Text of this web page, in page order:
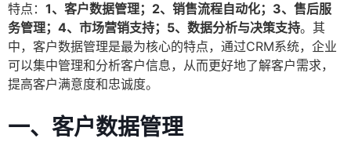
特点： 1、客户数据管理；2、销售流程自动化；3、售后服
务管理；4、市场营销支持；5、数据分析与决策支持。其
中，客户数据管理是最为核心的特点，通过CRM系统，企业
可以集中管理和分析客户信息，从而更好地了解客户需求，
提高客户满意度和忠诚度。
一、客户数据管理